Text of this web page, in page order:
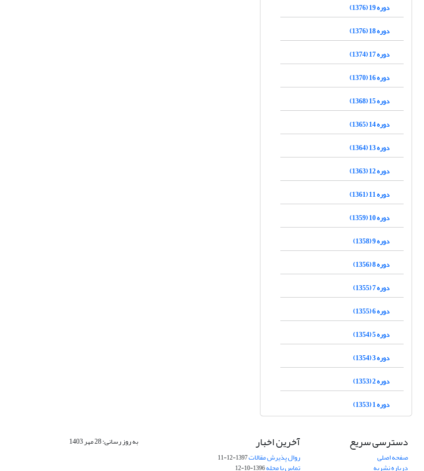
دوره 19 (1376)
دوره 18 (1376)
دوره 17 (1374)
دوره 16 (1370)
دوره 15 (1368)
دوره 14 (1365)
دوره 13 (1364)
دوره 12 (1363)
دوره 11 (1361)
دوره 10 (1359)
دوره 9 (1358)
دوره 8 (1356)
دوره 7 (1355)
دوره 6 (1355)
دوره 5 (1354)
دوره 3 (1354)
دوره 2 (1353)
دوره 1 (1353)
دسترسی سریع
صفحه اصلی
درباره نشریه
آخرین اخبار
روال پذیرش مقالات1397-12-11
تماس با مجله1396-10-12
به روز رسانی: 28 مهر 1403